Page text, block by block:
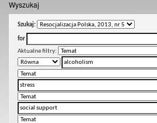
Wyszukaj
Szukaj:
for
Aktualne filtry: